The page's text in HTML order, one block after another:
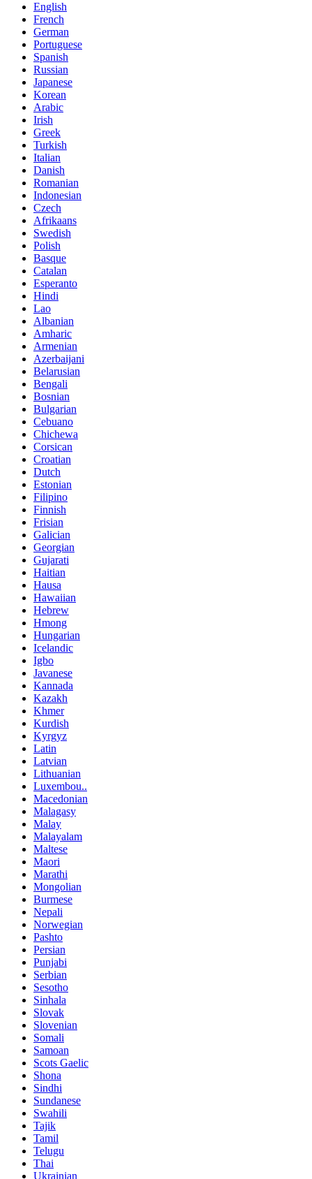
English
French
German
Portuguese
Spanish
Russian
Japanese
Korean
Arabic
Irish
Greek
Turkish
Italian
Danish
Romanian
Indonesian
Czech
Afrikaans
Swedish
Polish
Basque
Catalan
Esperanto
Hindi
Lao
Albanian
Amharic
Armenian
Azerbaijani
Belarusian
Bengali
Bosnian
Bulgarian
Cebuano
Chichewa
Corsican
Croatian
Dutch
Estonian
Filipino
Finnish
Frisian
Galician
Georgian
Gujarati
Haitian
Hausa
Hawaiian
Hebrew
Hmong
Hungarian
Icelandic
Igbo
Javanese
Kannada
Kazakh
Khmer
Kurdish
Kyrgyz
Latin
Latvian
Lithuanian
Luxembou..
Macedonian
Malagasy
Malay
Malayalam
Maltese
Maori
Marathi
Mongolian
Burmese
Nepali
Norwegian
Pashto
Persian
Punjabi
Serbian
Sesotho
Sinhala
Slovak
Slovenian
Somali
Samoan
Scots Gaelic
Shona
Sindhi
Sundanese
Swahili
Tajik
Tamil
Telugu
Thai
Ukrainian